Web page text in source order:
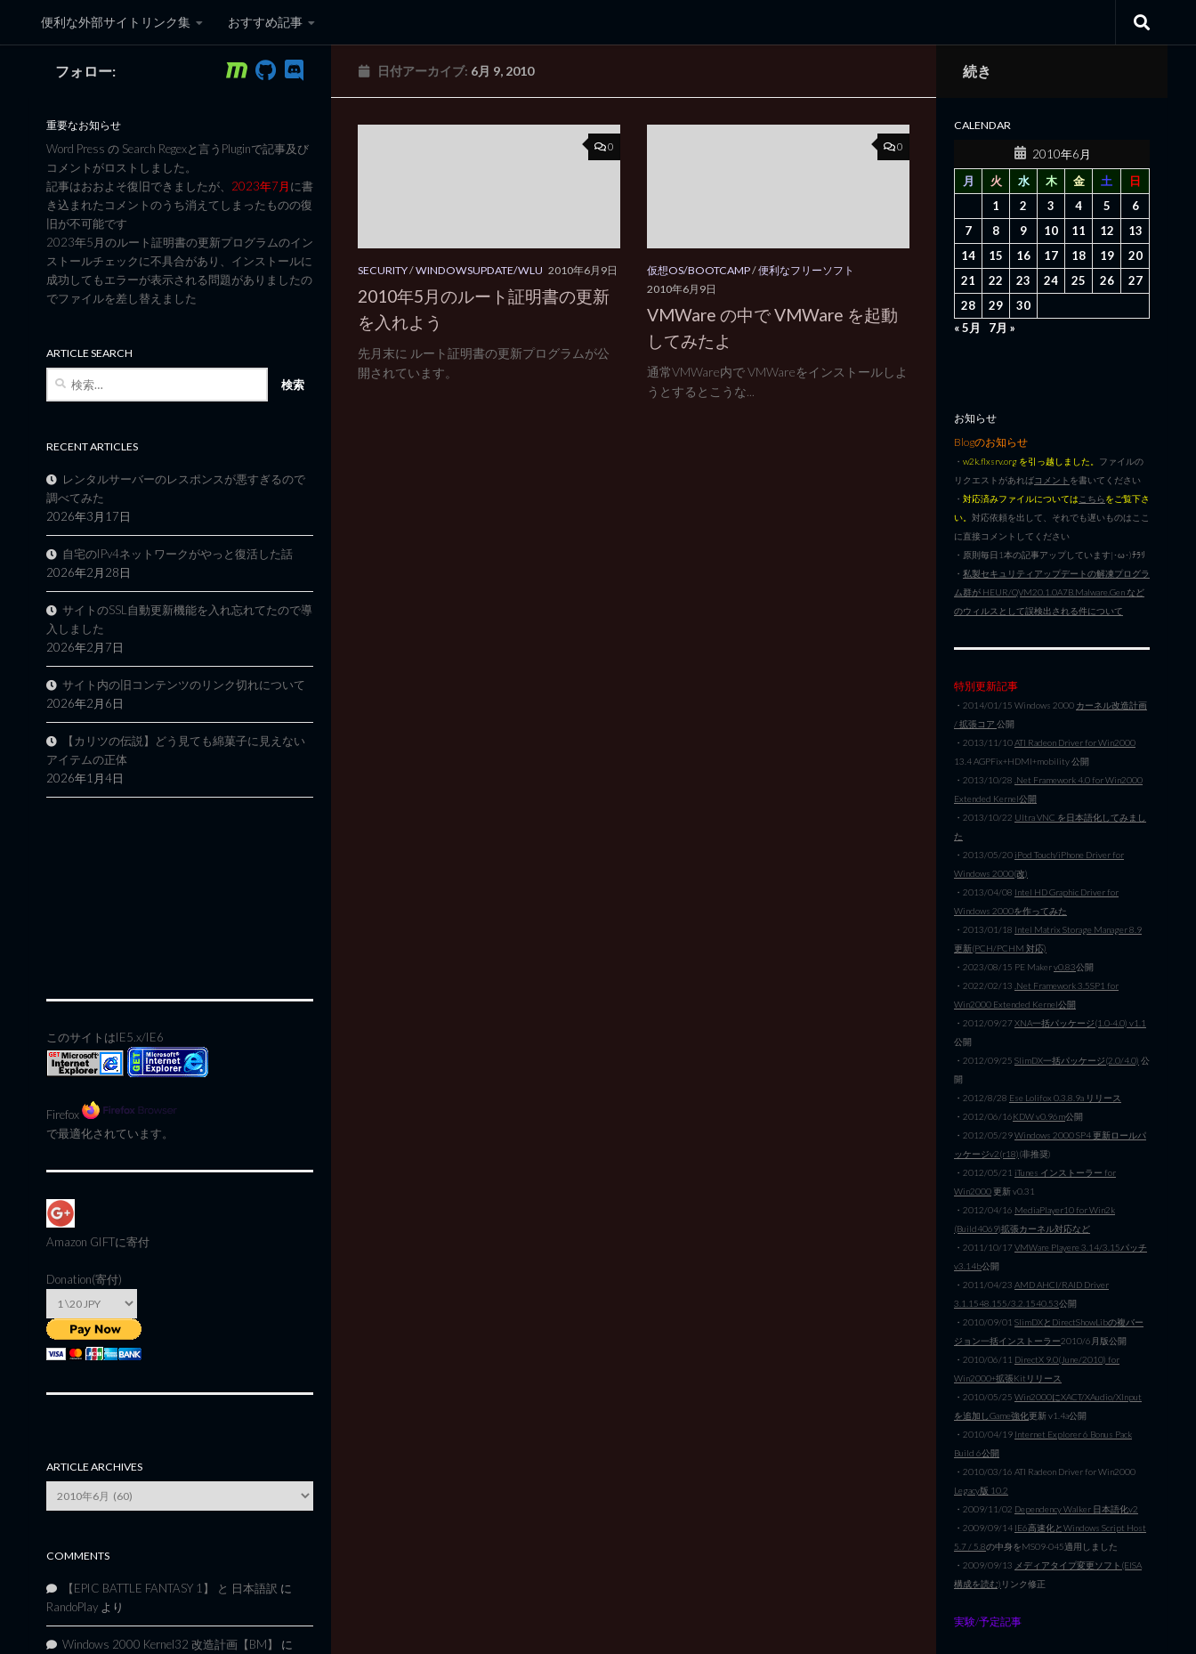
コンテンツへスキップ
便利な外部サイトリンク集 おすすめ記事
黒翼猫のコンピュータ日記 3rd Edition
日付アーカイブ: 6月 9, 2010
0
SECURITY/WINDOWSUPDATE/WLU 2010年6月9日
2010年5月のルート証明書の更新
を入れよう
先月末に ルート証明書の更新プログラムが公
開されています。
0
仮想OS/BOOTCAMP/便利なフリーソフト
2010年6月9日
VMWare の中で VMWare を起動
してみたよ
通常VMWare内で VMWareをインストールしよ
うとするとこうな...
フォロー:
重要なお知らせ
Word Press の Search Regexと言うPluginで記事及び
コメントがロストしました。
記事はおおよそ復旧できましたが、 2023年7月に書
き込まれたコメントのうち消えてしまったものの復
旧が不可能です
2023年5月のルート証明書の更新プログラムのイン
ストールチェックに不具合があり、インストールに
成功してもエラーが表示される問題がありましたの
でファイルを差し替えました
ARTICLE SEARCH
RECENT ARTICLES
レンタルサーバーのレスポンスが悪すぎるので
調べてみた
2026年3月17日
自宅のIPv4ネットワークがやっと復活した話
2026年2月28日
サイトのSSL自動更新機能を入れ忘れてたので導
入しました
2026年2月7日
サイト内の旧コンテンツのリンク切れについて
2026年2月6日
【カリツの伝説】どう見ても綿菓子に見えない
アイテムの正体
2026年1月4日
このサイトはIE5.x/IE6
Firefox
で最適化されています。
Amazon GIFTに寄付
Donation(寄付)
ARTICLE ARCHIVES
Archives
COMMENTS
【EPIC BATTLE FANTASY 1】 と 日本語訳 に
RandoPlay より
Windows 2000 Kernel32 改造計画【BM】
に
続き
CALENDAR
2010年6月
月
火 水 木 金 土
日
1
2 3 4 5
6
7
8 9 10 11 12
13
14
15 16 17 18 19
20
21
22 23 24 25 26
27
28
29
30
« 5月
7月 »
お知らせ
Blogのお知らせ
・ w2k.flxsrv.org を引っ越しました。 ファイルの
リクエストがあればコメント を書いてください
・ 対応済みファイルについては こちらをご覧下さ
い。 対応依頼を出して、それでも遅いものはここ
に直接コメントしてください
・原則毎日1本の記事アップしています|･ω･)ﾁﾗﾘ
・ 私製セキュリティアップデートの解凍プログラ
ム群が HEUR/QVM20.1.0A7B.Malware.Gen など
のウィルスとして誤検出される件について
特別更新記事
・2014/01/15 Windows 2000 カーネル改造計画
/ 拡張コア 公開
・2013/11/10ATI Radeon Driver for Win2000
13.4 AGPFix+HDMI+mobility 公開
・2013/10/28 .Net Framework 4.0 for Win2000
Extended Kernel公開
・2013/10/22 Ultra VNC を日本語化してみまし
た
・2013/05/20 iPod Touch/iPhone Driver for
Windows 2000(改)
・2013/04/08 Intel HD Graphic Driver for
Windows 2000を作ってみた
・2013/01/18 Intel Matrix Storage Manager 8.9
更新(PCH/PCHM 対応)
・2023/08/15 PE Makerv0.83公開
・2022/02/13 .Net Framework 3.5SP1 for
Win2000 Extended Kernel公開
・2012/09/27XNA一括パッケージ(1.0-4.0) v1.1
公開
・2012/09/25 SlimDX一括パッケージ(2.0/4.0) 公
開
・2012/8/28 Ese Lolifox 0.3.8.9a リリース
・2012/06/16KDW v0.96m公開
・2012/05/29Windows 2000 SP4 更新ロールパ
ッケージv2(r18)(非推奨)
・2012/05/21 iTunes インストーラー for
Win2000更新 v0.31
・2012/04/16 MediaPlayer10 for Win2k
(Build4069)拡張カーネル対応など
・2011/10/17VMWare Playere 3.14/3.15パッチ
v3.14b公開
・2011/04/23 AMD AHCI/RAID Driver
3.1.1548.155/3.2.1540.53公開
・2010/09/01 SlimDXとDirectShowLibの複バー
ジョン一括インストーラー2010/6月版公開
・2010/06/11 DirectX 9.0(June/2010) for
Win2000+拡張Kitリリース
・2010/05/25 Win2000にXACT/XAudio/XInput
を追加しGame強化更新 v1.4a公開
・2010/04/19 Internet Explorer 6 Bonus Pack
Build 6公開
・2010/03/16 ATI Radeon Driver for Win2000
Legacy版 10.2
・2009/11/02 Dependency Walker 日本語化v2
・2009/09/14 IE6高速化とWindows Script Host
5.7 / 5.8の中身をMS09-045適用しました
・2009/09/13 メディアタイプ変更ソフト(EISA
構成を読む) リンク修正
実験/予定記事